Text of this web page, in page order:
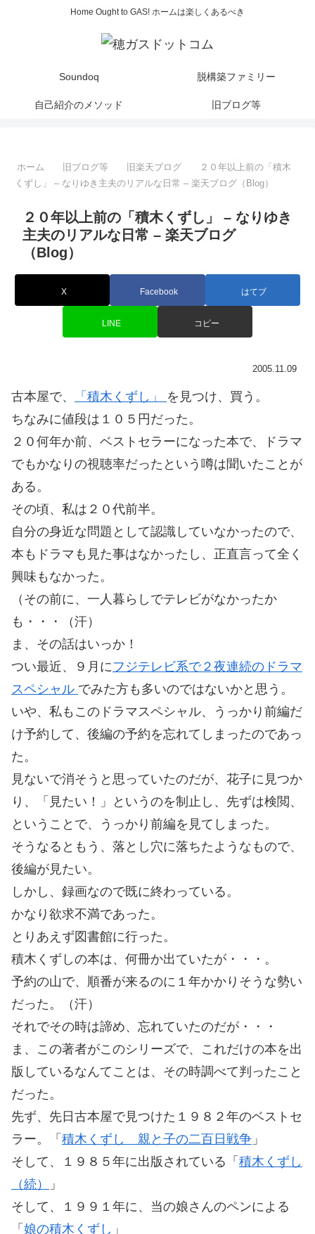
Home Ought to GAS! ホームは楽しくあるべき
Soundoq 脱構築ファミリー
自己紹介のメソッド 旧ブログ等
ホーム 旧ブログ等 旧楽天ブログ
２０年以上前の「積木
くずし」 – なりゆき主夫のリアルな日常 – 楽天ブログ（Blog）
２０年以上前の「積木くずし」 – なりゆき
主夫のリアルな日常 – 楽天ブログ
（Blog）
X Facebook はてブ
LINE コピー
2005.11.09
古本屋で、 「積木くずし」 を見つけ、買う。
ちなみに値段は１０５円だった。
２０何年か前、ベストセラーになった本で、ドラマ
でもかなりの視聴率だったという噂は聞いたことが
ある。
その頃、私は２０代前半。
自分の身近な問題として認識していなかったので、
本もドラマも見た事はなかったし、正直言って全く
興味もなかった。
（その前に、一人暮らしでテレビがなかったか
も・・・（汗）
ま、その話はいっか！
つい最近、９月に フジテレビ系で２夜連続のドラマ
スペシャル でみた方も多いのではないかと思う。
いや、私もこのドラマスペシャル、うっかり前編だ
け予約して、後編の予約を忘れてしまったのであっ
た。
見ないで消そうと思っていたのだが、花子に見つか
り、「見たい！」というのを制止し、先ずは検閲、
ということで、うっかり前編を見てしまった。
そうなるともう、落とし穴に落ちたようなもので、
後編が見たい。
しかし、録画なので既に終わっている。
かなり欲求不満であった。
とりあえず図書館に行った。
積木くずしの本は、何冊か出ていたが・・・。
予約の山で、順番が来るのに１年かかりそうな勢い
だった。（汗）
それでその時は諦め、忘れていたのだが・・・
ま、この著者がこのシリーズで、これだけの本を出
版しているなんてことは、その時調べて判ったこと
だった。
先ず、先日古本屋で見つけた１９８２年のベストセ
ラー。「 積木くずし 親と子の二百日戦争 」
そして、１９８５年に出版されている「 積木くずし
（続）
」
そして、１９９１年に、当の娘さんのペンによる
「 娘の積木くずし 」